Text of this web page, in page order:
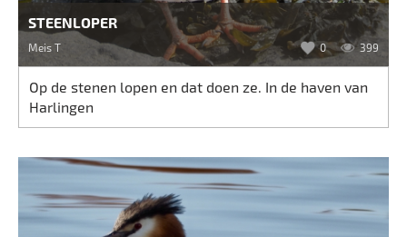
STEENLOPER
Meis T 0 399
Op de stenen lopen en dat doen ze. In de haven van
Harlingen